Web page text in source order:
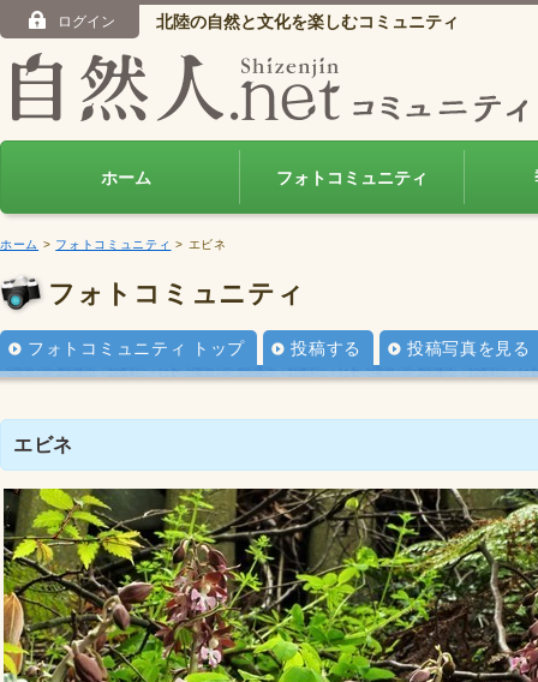
ログイン 北陸の自然と文化を楽しむコミュニティ
ホーム フォトコミュニティ
ホーム > フォトコミュニティ > エビネ
フォトコミュニティ
フォトコミュニティ トップ 投稿する 投稿写真を見る
エビネ